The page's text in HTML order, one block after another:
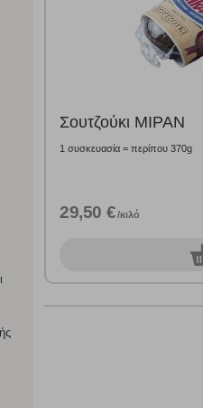
Σουτζούκι ΜΙΡΑΝ
1 συσκευασία = περίπου 370g
29,50 €/κιλό
0
cookies ρυθμίζεται από
προφίλ των ενδιαφερόντων σας
και τη συσκευή σας. Αν δεν
cookies μας δίνει τη
σελίδες είναι περισσότερο, ή
και, συνεπώς,
cookies
cookies είναι απαραίτητη για
σχετικά με αυτά τα